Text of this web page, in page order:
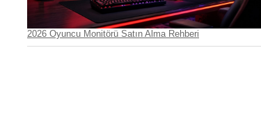
2026 Oyuncu Monitörü Satın Alma Rehberi